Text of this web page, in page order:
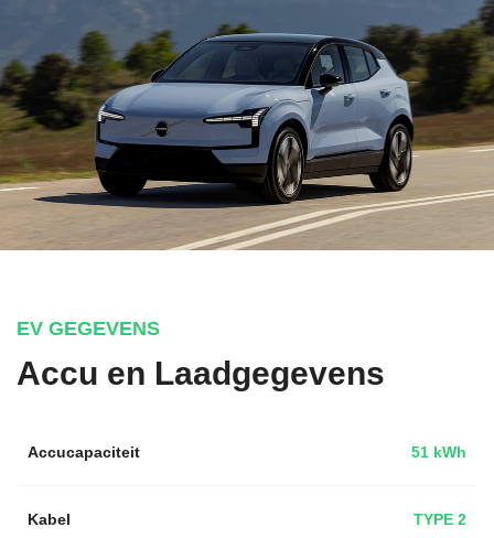
EV GEGEVENS
Accu en Laadgegevens
Accucapaciteit 51 kWh
Kabel TYPE 2